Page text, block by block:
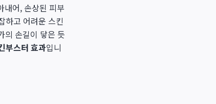
내어, 손상된 피부
하고 어려운 스킨
의 손길이 닿은 듯
부스터 효과입니